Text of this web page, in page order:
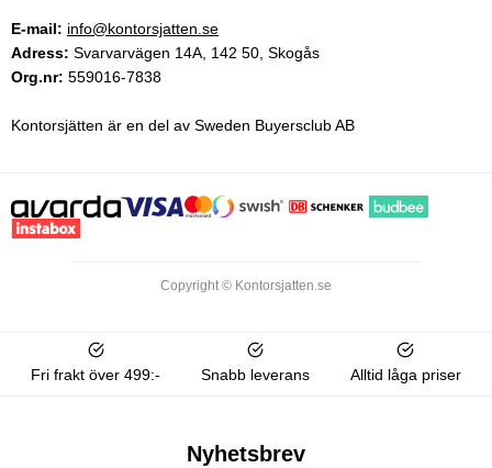
E-mail: info@kontorsjatten.se
Adress: Svarvarvägen 14A, 142 50, Skogås
Org.nr: 559016-7838
Kontorsjätten är en del av Sweden Buyersclub AB
Copyright © Kontorsjatten.se
Fri frakt över 499:- Snabb leverans Alltid låga priser
Nyhetsbrev